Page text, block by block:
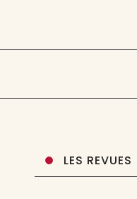
LES REVUES